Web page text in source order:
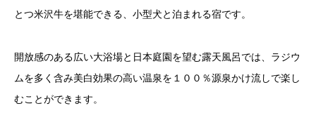
とつ米沢牛を堪能できる、小型犬と泊まれる宿です。
開放感のある広い大浴場と日本庭園を望む露天風呂では、ラジウ
ムを多く含み美白効果の高い温泉を１００％源泉かけ流しで楽し
むことができます。